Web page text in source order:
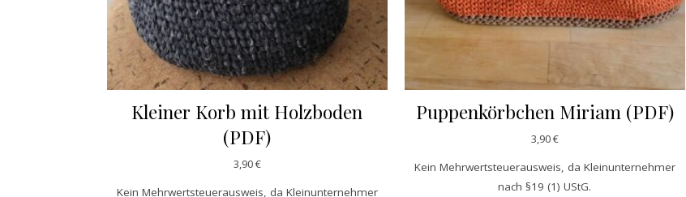
Kleiner Korb mit Holzboden
(PDF)
3,90€
Kein Mehrwertsteuerausweis, da Kleinunternehmer
Puppenkörbchen Miriam (PDF)
3,90€
Kein Mehrwertsteuerausweis, da Kleinunternehmer
nach §19 (1) UStG.